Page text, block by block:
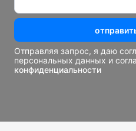
Отправляя запрос, я даю
персональных данных и
конфиденциальности